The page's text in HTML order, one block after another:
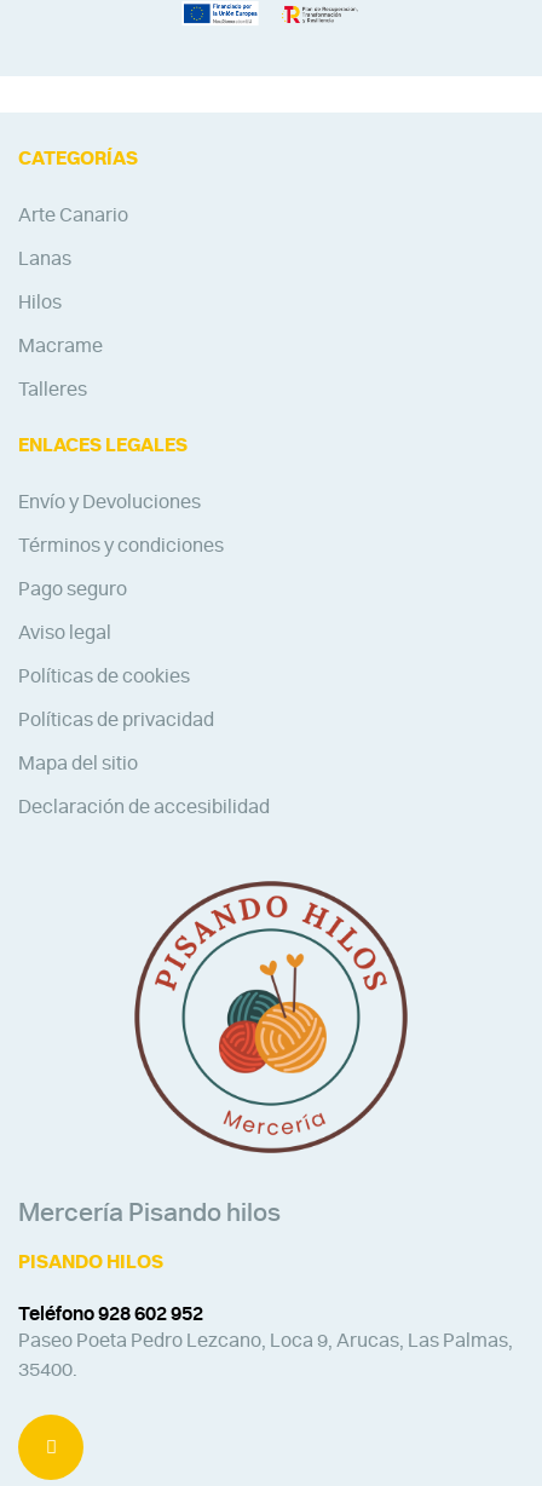
CATEGORÍAS
Arte Canario
Lanas
Hilos
Macrame
Talleres
ENLACES LEGALES
Envío y Devoluciones
Términos y condiciones
Pago seguro
Aviso legal
Políticas de cookies
Políticas de privacidad
Mapa del sitio
Declaración de accesibilidad
Mercería Pisando hilos
PISANDO HILOS
Teléfono 928 602 952
Paseo Poeta Pedro Lezcano, Loca 9, Arucas, Las Palmas,
35400.